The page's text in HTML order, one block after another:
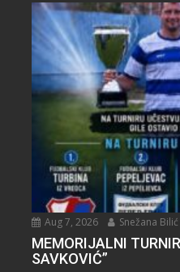
Aug 7, 2026 Snežana Bilić
MEMORIJALNI
SAVKOVIĆ”